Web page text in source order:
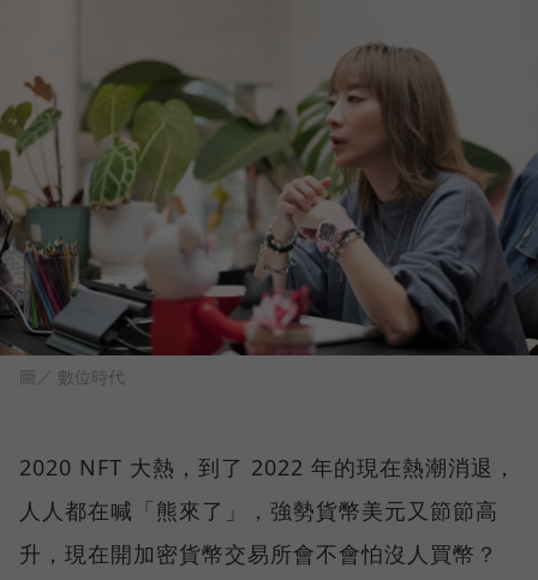
圖／ 數位時代
2020 NFT 大熱，到了 2022 年的現在熱潮消退，
人人都在喊「熊來了」，強勢貨幣美元又節節高
升，現在開加密貨幣交易所會不會怕沒人買幣？